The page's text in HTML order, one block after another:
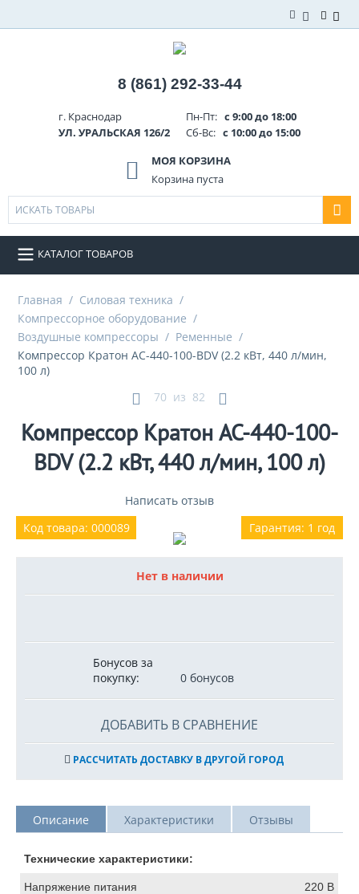
8 (861) 292-33-44
г. Краснодар
УЛ. УРАЛЬСКАЯ 126/2
Пн-Пт: с 9:00 до 18:00
Сб-Вс: с 10:00 до 15:00
МОЯ КОРЗИНА
Корзина пуста
КАТАЛОГ ТОВАРОВ
Главная / Силовая техника /
Компрессорное оборудование /
Воздушные компрессоры / Ременные /
Компрессор Кратон AC-440-100-BDV (2.2 кВт, 440 л/мин,
100 л)
70 из 82
Компрессор Кратон AC-440-100-
BDV (2.2 кВт, 440 л/мин, 100 л)
Написать отзыв
Гарантия: 1 год
Код товара: 000089
Нет в наличии
Бонусов за
покупку:
0 бонусов
ДОБАВИТЬ В СРАВНЕНИЕ
РАССЧИТАТЬ ДОСТАВКУ В ДРУГОЙ ГОРОД
Описание Характеристики Отзывы
Технические характеристики:
Напряжение питания 220 В